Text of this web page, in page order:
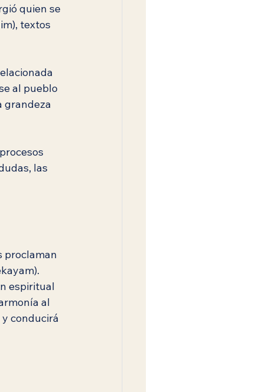
quien se
textos
al pueblo
grandeza
las
proclaman
espiritual
al
conducirá